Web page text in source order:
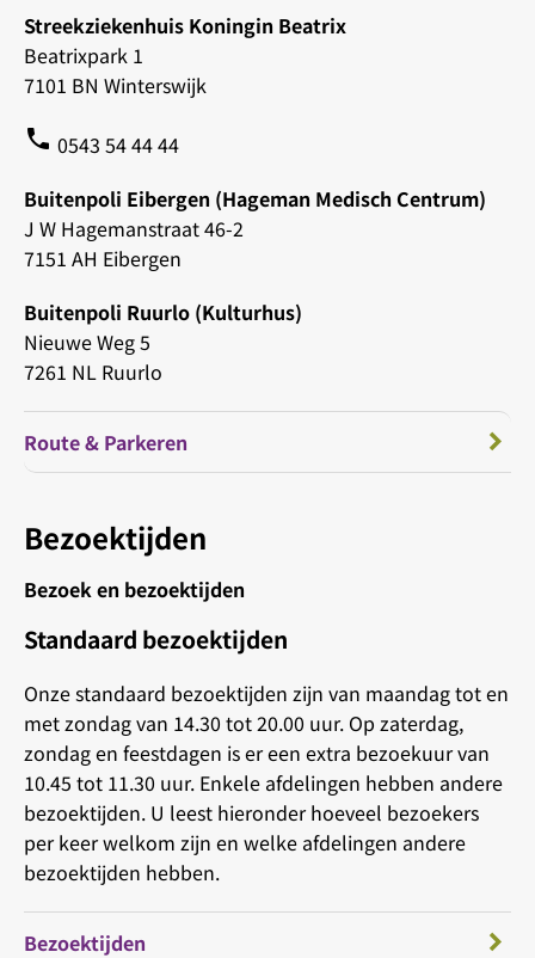
Streekziekenhuis Koningin Beatrix
Beatrixpark 1
7101 BN Winterswijk
phone 0543 54 44 44
Buitenpoli Eibergen (Hageman Medisch Centrum)
J W Hagemanstraat 46-2
7151 AH Eibergen
Buitenpoli Ruurlo (Kulturhus)
Nieuwe Weg 5
7261 NL Ruurlo
Route & Parkeren
Bezoektijden
Bezoek en bezoektijden
Standaard bezoektijden
Onze standaard bezoektijden zijn van maandag tot en
met zondag van 14.30 tot 20.00 uur. Op zaterdag,
zondag en feestdagen is er een extra bezoekuur van
10.45 tot 11.30 uur. Enkele afdelingen hebben andere
bezoektijden. U leest hieronder hoeveel bezoekers
per keer welkom zijn en welke afdelingen andere
bezoektijden hebben.
Bezoektijden